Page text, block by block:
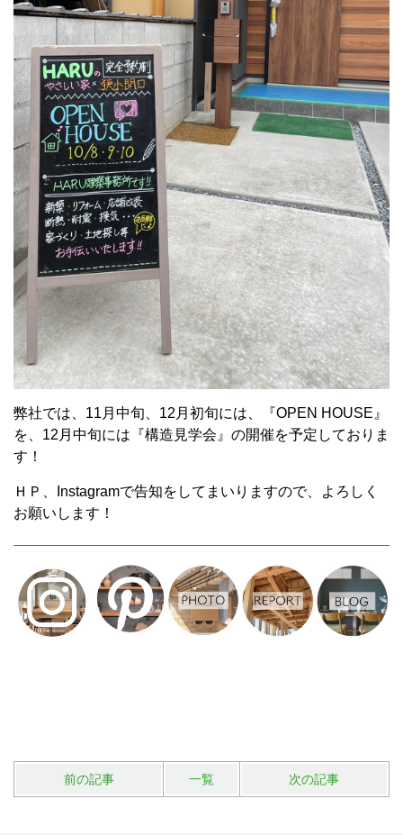
弊社では、11月中旬、12月初旬には、『OPEN HOUSE』
を、12月中旬には『構造見学会』の開催を予定しておりま
す！
ＨＰ、Instagramで告知をしてまいりますので、よろしく
お願いします！
前の記事 一覧 次の記事